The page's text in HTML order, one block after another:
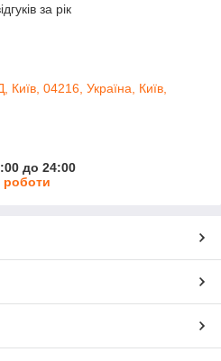
за рік
Київ, 04216, Україна, Київ,
до 24:00
роботи